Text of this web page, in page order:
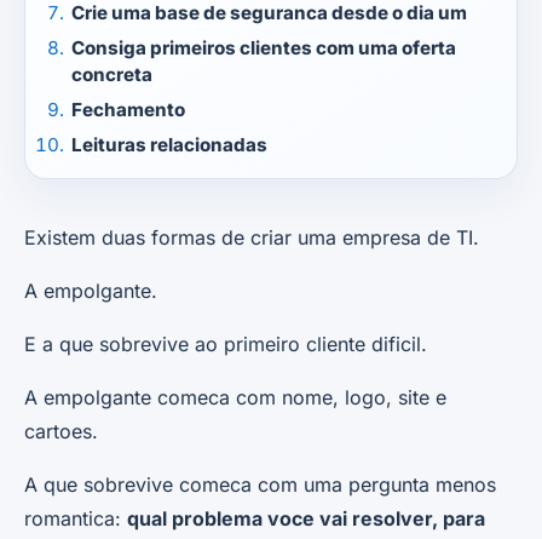
Crie uma base de seguranca desde o dia um
Consiga primeiros clientes com uma oferta
concreta
Fechamento
Leituras relacionadas
Existem duas formas de criar uma empresa de TI.
A empolgante.
E a que sobrevive ao primeiro cliente dificil.
A empolgante comeca com nome, logo, site e
cartoes.
A que sobrevive comeca com uma pergunta menos
romantica: qual problema voce vai resolver, para